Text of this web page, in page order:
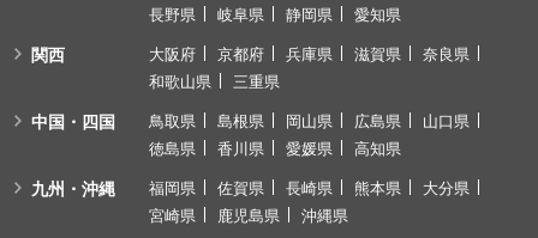
長野県
岐阜県 静岡県 愛知県
関西 大阪府 京都府 兵庫県 滋賀県
奈良県
和歌山県
三重県
中国・四国 鳥取県 島根県 岡山県 広島県
山口県
徳島県
香川県 愛媛県 高知県
九州・沖縄 福岡県 佐賀県 長崎県 熊本県
大分県
宮崎県
鹿児島県 沖縄県